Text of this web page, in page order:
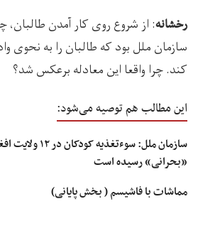
رخشانه: از شروع روی کار آمدن طالبان،
سازمان ملل بود که طالبان را به نحوی
کند. چرا واقعا این معادله برعکس شد؟
این مطالب هم توصیه می‌شود:
سازمان ملل:
«بحرانی» رسیده است
مماشات با فاشیسم ( بخش پایانی)